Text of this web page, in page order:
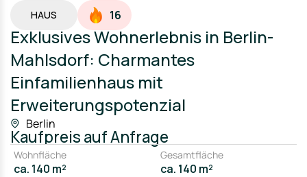
HAUS 16
Exklusives Wohnerlebnis in Berlin-
Mahlsdorf: Charmantes
Einfamilienhaus mit
Erweiterungspotenzial
Berlin
Kaufpreisauf Anfrage
Wohnfläche
ca. 140 m²
Gesamtfläche
ca. 140 m²